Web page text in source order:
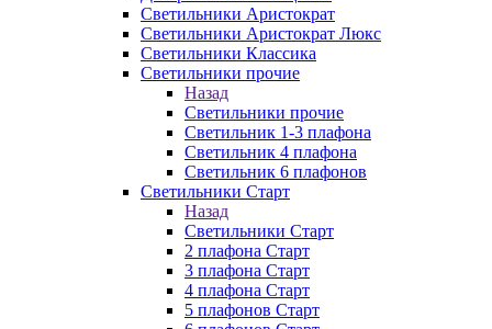
Светильники Аристократ
Светильники Аристократ Люкс
Светильники Классика
Светильники прочие
Назад
Светильники прочие
Светильник 1-3 плафона
Светильник 4 плафона
Светильник 6 плафонов
Светильники Старт
Назад
Светильники Старт
2 плафона Старт
3 плафона Старт
4 плафона Старт
5 плафонов Старт